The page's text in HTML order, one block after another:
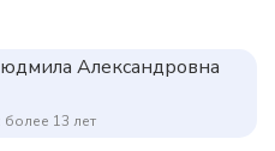
Александровна
13 лет